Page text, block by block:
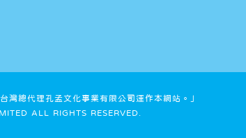
灣總代理孔孟文化事業有限公司運作本網站。」
ALL RIGHTS RESERVED.